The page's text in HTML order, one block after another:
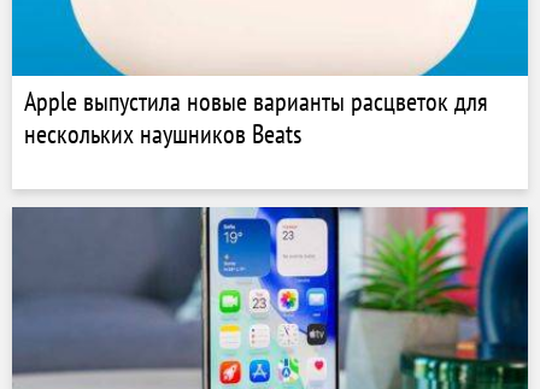
Apple выпустила новые варианты расцветок для
нескольких наушников Beats